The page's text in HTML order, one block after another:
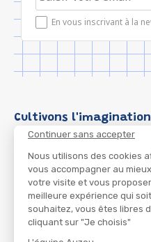
Continuer sans accepter
Nous utilisons des cookies
vous accompagner au
votre visite et vous
meilleure expérience qui
souhaitez, vous êtes libres
cliquant sur "Je choisis"
En vous inscrivant à la
Cultivons